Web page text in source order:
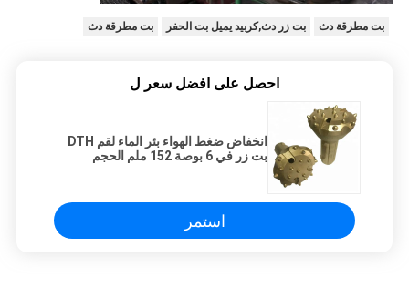
بت مطرقة دث بت زر دث,كربيد يميل بت الحفر بت مطرقة دث
احصل على افضل سعر ل
انخفاض ضغط الهواء بئر الماء لقم DTH
بت زر في 6 بوصة 152 ملم الحجم
استمر